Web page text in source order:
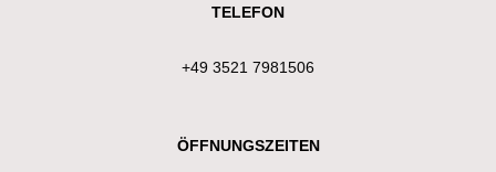
TELEFON
+49 3521 7981506
ÖFFNUNGSZEITEN